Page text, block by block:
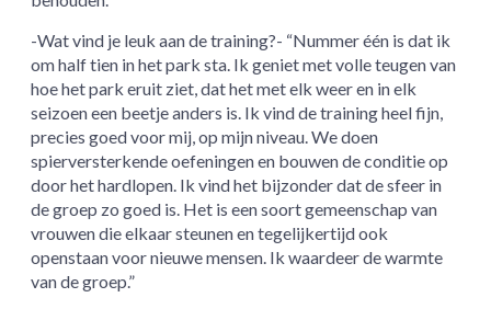
-Wat vind je leuk aan de training?- “Nummer één is dat ik
om half tien in het park sta. Ik geniet met volle teugen van
hoe het park eruit ziet, dat het met elk weer en in elk
seizoen een beetje anders is. Ik vind de training heel fijn,
precies goed voor mij, op mijn niveau. We doen
spierversterkende oefeningen en bouwen de conditie op
door het hardlopen. Ik vind het bijzonder dat de sfeer in
de groep zo goed is. Het is een soort gemeenschap van
vrouwen die elkaar steunen en tegelijkertijd ook
openstaan voor nieuwe mensen. Ik waardeer de warmte
van de groep.”